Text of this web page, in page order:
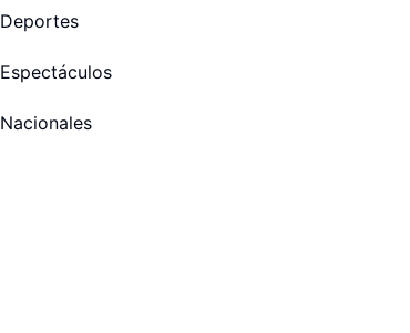
Deportes
Espectáculos
Nacionales